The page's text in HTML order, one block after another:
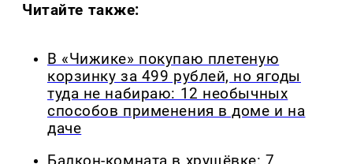
Читайте также:
В «Чижике» покупаю плетеную
корзинку за 499 рублей, но ягоды
туда не набираю: 12 необычных
способов применения в доме и на
даче